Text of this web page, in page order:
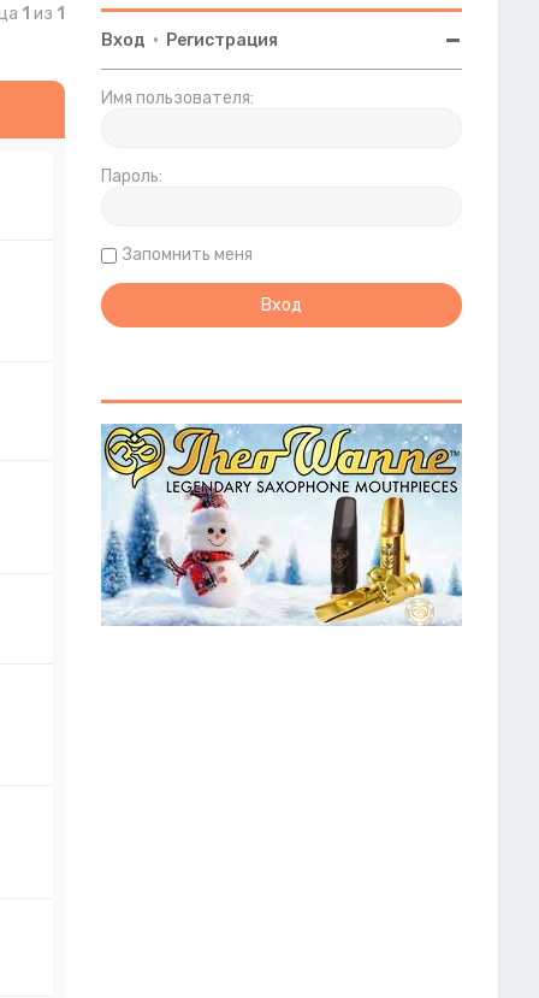
1 из 1
Вход • Регистрация
Имя пользователя:
Пароль:
Запомнить меня